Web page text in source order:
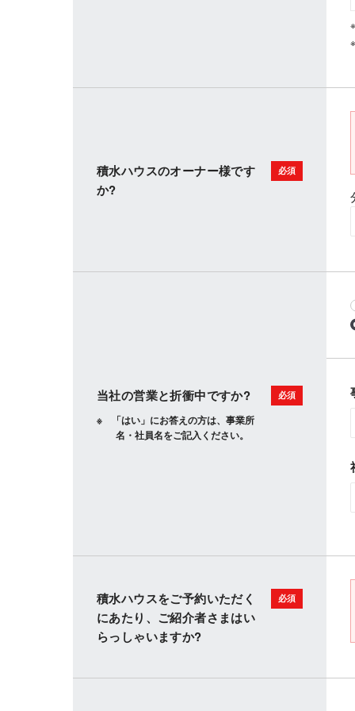
積水ハウスのオーナー様です
か?
当社の営業と折衝中ですか?
「はい」にお答えの方は、事業所
名・社員名をご記入ください。
積水ハウスをご予約いただく
にあたり、ご紹介者さまはい
らっしゃいますか?